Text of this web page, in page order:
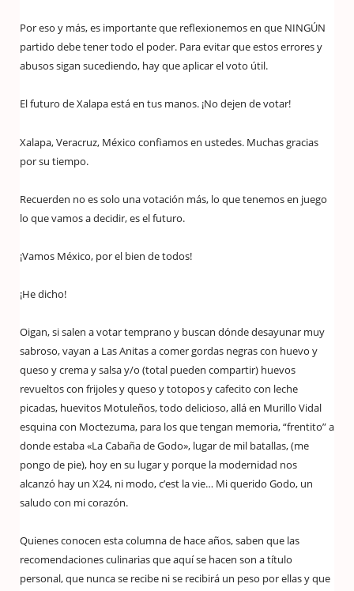
Por eso y más, es importante que reflexionemos en que NINGÚN
partido debe tener todo el poder. Para evitar que estos errores y
abusos sigan sucediendo, hay que aplicar el voto útil.
El futuro de Xalapa está en tus manos. ¡No dejen de votar!
Xalapa, Veracruz, México confiamos en ustedes. Muchas gracias
por su tiempo.
Recuerden no es solo una votación más, lo que tenemos en juego
lo que vamos a decidir, es el futuro.
¡Vamos México, por el bien de todos!
¡He dicho!
Oigan, si salen a votar temprano y buscan dónde desayunar muy
sabroso, vayan a Las Anitas a comer gordas negras con huevo y
queso y crema y salsa y/o (total pueden compartir) huevos
revueltos con frijoles y queso y totopos y cafecito con leche
picadas, huevitos Motuleños, todo delicioso, allá en Murillo Vidal
esquina con Moctezuma, para los que tengan memoria, “frentito” a
donde estaba «La Cabaña de Godo», lugar de mil batallas, (me
pongo de pie), hoy en su lugar y porque la modernidad nos
alcanzó hay un X24, ni modo, c’est la vie… Mi querido Godo, un
saludo con mi corazón.
Quienes conocen esta columna de hace años, saben que las
recomendaciones culinarias que aquí se hacen son a título
personal, que nunca se recibe ni se recibirá un peso por ellas y que